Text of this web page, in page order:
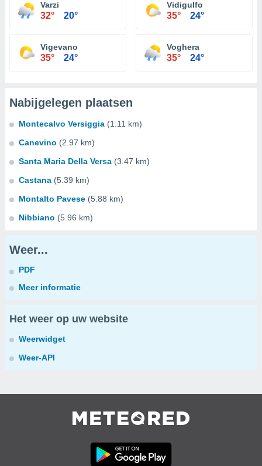
Varzi
32° 20°
Vidigulfo
35° 24°
Vigevano
35° 24°
Voghera
35° 24°
Nabijgelegen plaatsen
Montecalvo Versiggia (1.11 km)
Canevino (2.97 km)
Santa Maria Della Versa (3.47 km)
Castana (5.39 km)
Montalto Pavese (5.88 km)
Nibbiano (5.96 km)
Weer...
PDF
Meer informatie
Het weer op uw website
Weerwidget
Weer-API